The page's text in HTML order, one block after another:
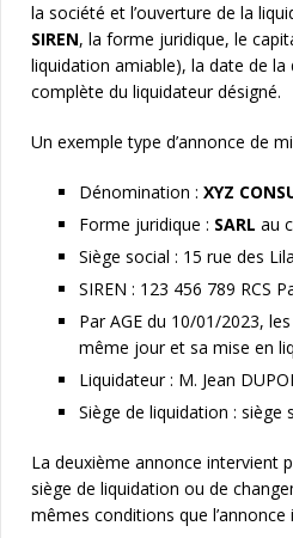
la société et l’ouverture de la
SIREN, la forme juridique, le
liquidation amiable), la date de la
complète du liquidateur désigné.
Un exemple type d’annonce de
Dénomination : XYZ
Forme juridique : SARL au
Siège social : 15 rue des
SIREN : 123 456 789 RCS
Par AGE du 10/01/2023,
même jour et sa mise en
Liquidateur : M. Jean
Siège de liquidation : siège
La deuxième annonce intervient
siège de liquidation ou de
mêmes conditions que